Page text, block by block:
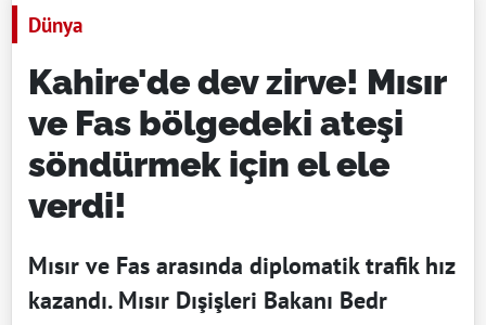
Dünya
Kahire'de dev zirve! Mısır
ve Fas bölgedeki ateşi
söndürmek için el ele
verdi!
Mısır ve Fas arasında diplomatik trafik hız
kazandı. Mısır Dışişleri Bakanı Bedr